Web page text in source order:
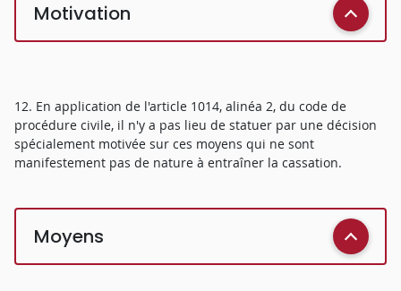
Motivation
12. En application de l'article 1014, alinéa 2, du code de
procédure civile, il n'y a pas lieu de statuer par une décision
spécialement motivée sur ces moyens qui ne sont
manifestement pas de nature à entraîner la cassation.
Moyens